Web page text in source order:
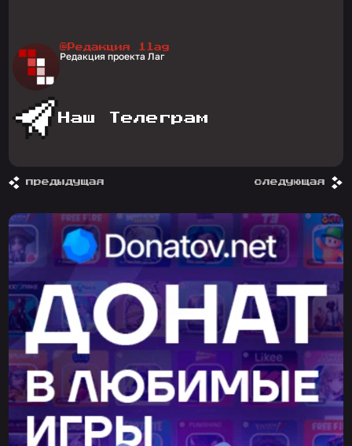
@Редакция 1lag
Редакция проекта Лаг
Наш Телеграм
предыдущая следующая